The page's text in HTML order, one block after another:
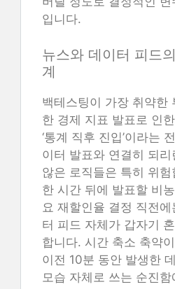
입니다.
뉴스와 데이터 피드
계
백테스팅이 가장 취약한
한 경제 지표 발표로 인
‘통계 직후 진입’이라는
이터 발표와 연결히 되
않은 로직들은 특히 위
한 시간 뒤에 발표할 비
요 재할인율 결정 직전
터 피드 자체가 갑자기
합니다. 시간 축소 축약
이전 10분 동안 발생한
모습 자체로 쓰는 순진